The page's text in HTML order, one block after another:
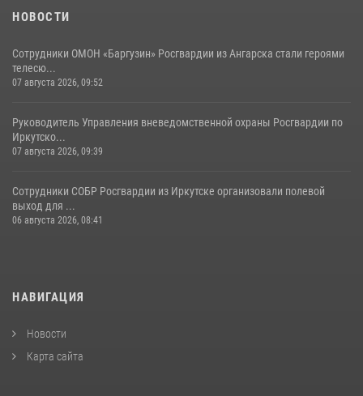
НОВОСТИ
Сотрудники ОМОН «Баргузин» Росгвардии из Ангарска стали героями
телесю...
07 августа 2026, 09:52
Руководитель Управления вневедомственной охраны Росгвардии по
Иркутско...
07 августа 2026, 09:39
Сотрудники СОБР Росгвардии из Иркутске организовали полевой
выход для ...
06 августа 2026, 08:41
НАВИГАЦИЯ
Новости
Карта сайта